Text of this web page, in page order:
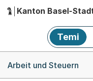
Hauptnavigation
Kanton Basel-
Temi
Arbeit und Steuern